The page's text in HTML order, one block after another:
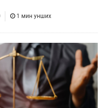
1 мин унших